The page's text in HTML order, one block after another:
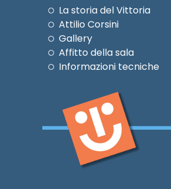
La storia del Vittoria
Attilio Corsini
Gallery
Affitto della sala
Informazioni tecniche